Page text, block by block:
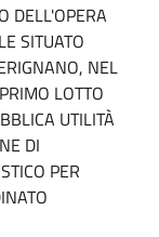
DELL'OPERA
SITUATO
NEL
LOTTO
UTILITÀ
DI
PER